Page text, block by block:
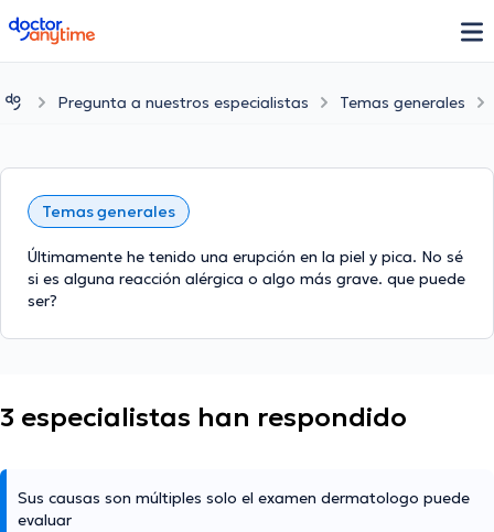
doctoranytime
Pregunta a nuestros especialistas Temas generales
Temas generales
Últimamente he tenido una erupción en la piel y pica. No sé
si es alguna reacción alérgica o algo más grave. que puede
ser?
3 especialistas han respondido
Sus causas son múltiples solo el examen dermatologo puede
evaluar